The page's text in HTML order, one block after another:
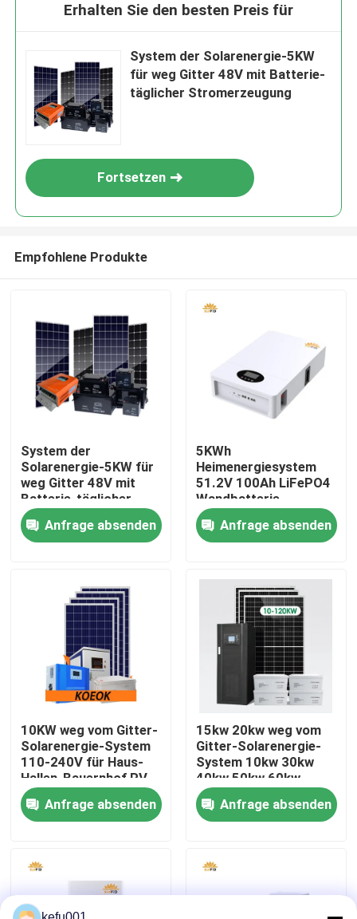
Haus
Produkte
Fabrik-Ausflug
Qualitätskontrolle
Treten Sie mit uns in Verbindung
Nachrichten
Fälle
Lithium-Batterie-Sätze
Satz der Batterie-LiFePO4
Erhalten Sie den besten Preis für
System der Solarenergie-5KW
für weg Gitter 48V mit Batterie-
täglicher Stromerzeugung
Fortsetzen
Empfohlene Produkte
System der
Solarenergie-5KW für
weg Gitter 48V mit
Batterie-täglicher
Stromerzeugung
Anfrage absenden
5KWh
Heimenergiesystem
51.2V 100Ah LiFePO4
Wandbatterie
Anfrage absenden
10KW weg vom Gitter-
Solarenergie-System
110-240V für Haus-
Hallen-Bauernhof RV
Anfrage absenden
15kw 20kw weg vom
Gitter-Solarenergie-
System 10kw 30kw
40kw 50kw 60kw
Anfrage absenden